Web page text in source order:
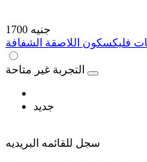
1700 جنيه
التجربة غير متاحة
جديد
سجل للقائمه البريديه